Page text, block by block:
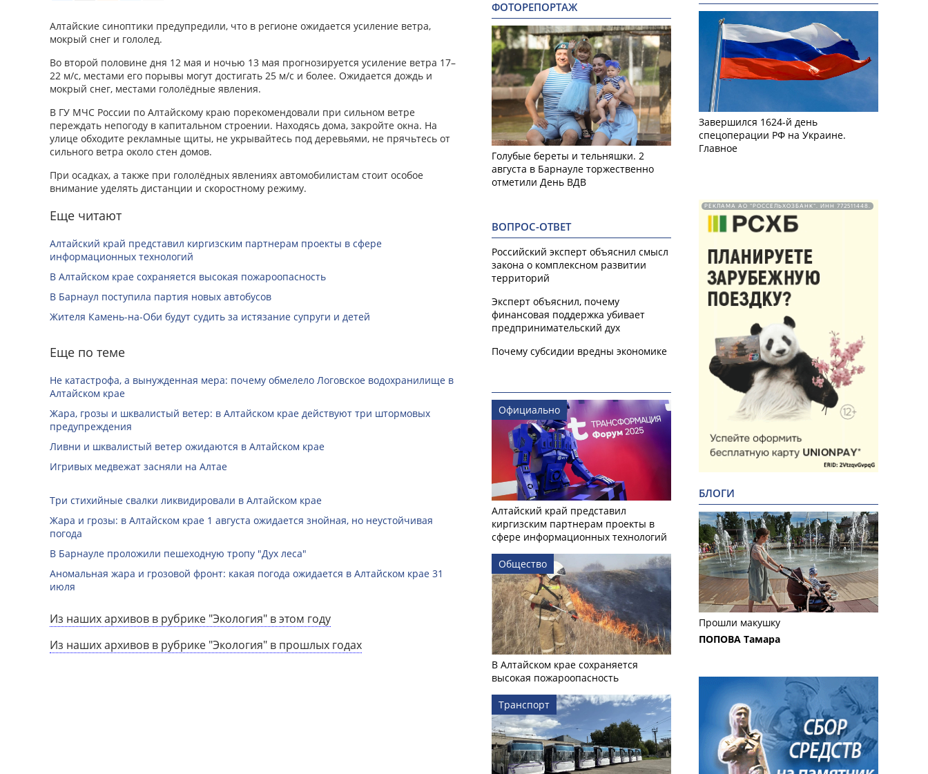
Алтайские синоптики предупредили, что в регионе ожидается усиление ветра,
мокрый снег и гололед.
Во второй половине дня 12 мая и ночью 13 мая прогнозируется усиление ветра 17–
22 м/с, местами его порывы могут достигать 25 м/с и более. Ожидается дождь и
мокрый снег, местами гололёдные явления.
В ГУ МЧС России по Алтайскому краю порекомендовали при сильном ветре
переждать непогоду в капитальном строении. Находясь дома, закройте окна. На
улице обходите рекламные щиты, не укрывайтесь под деревьями, не прячьтесь от
сильного ветра около стен домов.
При осадках, а также при гололёдных явлениях автомобилистам стоит особое
внимание уделять дистанции и скоростному режиму.
Еще читают
Алтайский край представил киргизским партнерам проекты в сфере
информационных технологий
В Алтайском крае сохраняется высокая пожароопасность
В Барнаул поступила партия новых автобусов
Жителя Камень-на-Оби будут судить за истязание супруги и детей
Еще по теме
Не катастрофа, а вынужденная мера: почему обмелело Логовское водохранилище в
Алтайском крае
Жара, грозы и шквалистый ветер: в Алтайском крае действуют три штормовых
предупреждения
Ливни и шквалистый ветер ожидаются в Алтайском крае
Игривых медвежат засняли на Алтае
Три стихийные свалки ликвидировали в Алтайском крае
Жара и грозы: в Алтайском крае 1 августа ожидается знойная, но неустойчивая
погода
В Барнауле проложили пешеходную тропу "Дух леса"
Аномальная жара и грозовой фронт: какая погода ожидается в Алтайском крае 31
июля
Из наших архивов в рубрике "Экология" в этом году
Из наших архивов в рубрике "Экология" в прошлых годах
ФОТОРЕПОРТАЖ
Голубые береты и тельняшки. 2
августа в Барнауле торжественно
отметили День ВДВ
ВОПРОС-ОТВЕТ
Российский эксперт объяснил смысл
закона о комплексном развитии
территорий
Эксперт объяснил, почему
финансовая поддержка убивает
предпринимательский дух
Почему субсидии вредны экономике
Официально
Алтайский край представил
киргизским партнерам проекты в
сфере информационных технологий
Общество
В Алтайском крае сохраняется
высокая пожароопасность
Транспорт
Завершился 1624-й день
спецоперации РФ на Украине.
Главное
РЕКЛАМА АО "РОССЕЛЬХОЗБАНК". ИНН 772511448.
БЛОГИ
Прошли макушку
ПОПОВА Тамара